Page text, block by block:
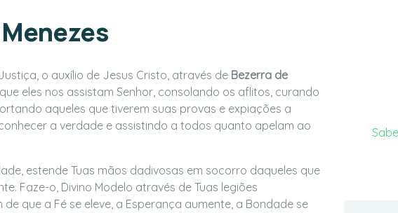
o auxílio de Jesus Cristo, através de Bezerra de
eles nos assistam Senhor, consolando os aflitos, curando
aqueles que tiverem suas provas e expiações a
a verdade e assistindo a todos quanto apelam ao
estende Tuas mãos dadivosas em socorro daqueles que
Faze-o, Divino Modelo através de Tuas legiões
que a Fé se eleve, a Esperança aumente, a Bondade se